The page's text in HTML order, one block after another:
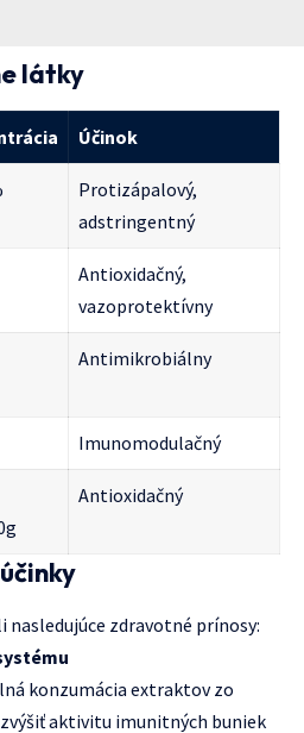
látky
Účinok
Protizápalový,
adstringentný
Antioxidačný,
vazoprotektívny
Antimikrobiálny
Imunomodulačný
Antioxidačný
nasledujúce zdravotné prínosy:
konzumácia extraktov zo
aktivitu imunitných buniek